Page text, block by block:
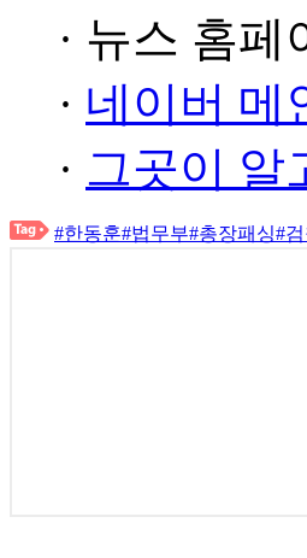
· 뉴스 홈페
· 네이버
· 그곳이
#한동훈#법무부#총장패싱#